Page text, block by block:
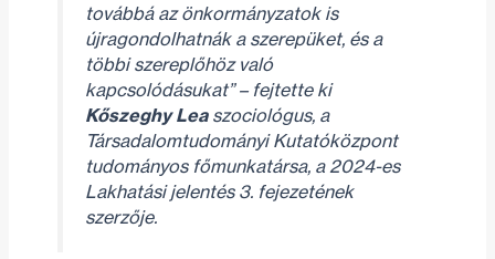
továbbá az önkormányzatok is
újragondolhatnák a szerepüket, és a
többi szereplőhöz való
kapcsolódásukat”– fejtette ki
Kőszeghy Leaszociológus, a
Társadalomtudományi Kutatóközpont
tudományos főmunkatársa, a 2024-es
Lakhatási jelentés 3. fejezetének
szerzője.